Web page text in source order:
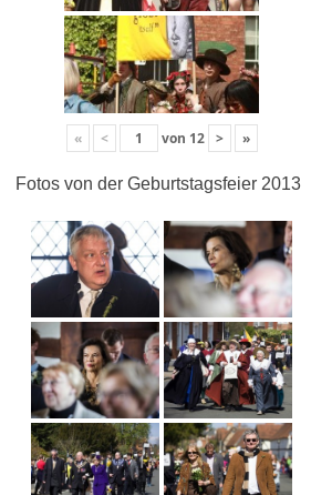
« < von 12 > »
Fotos von der Geburtstagsfeier 2013